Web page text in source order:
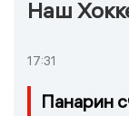
Наш
17:31
Панарин